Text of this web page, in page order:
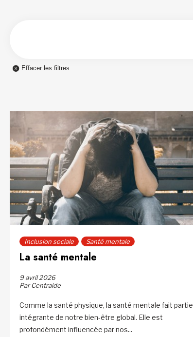
Effacer les filtres
Inclusion sociale Santé mentale
La santé mentale
9 avril 2026
Par Centraide
Comme la santé physique, la santé mentale fait partie
intégrante de notre bien‑être global. Elle est
profondément influencée par nos...